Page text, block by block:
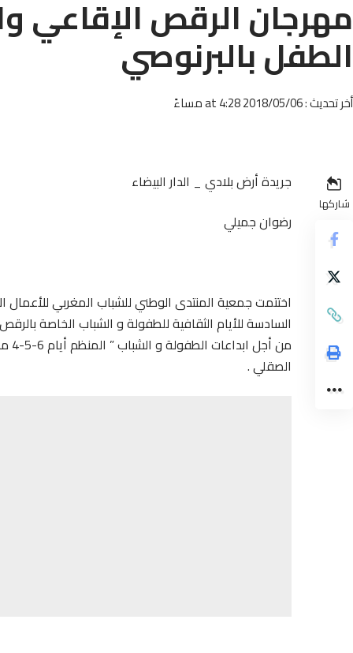
مهرجان الرقص الإقاعي
الطفل بالبرنوصي
أخر تحديث : 2018/05/06 at 4:28 مساءً
شاركها
جريدة أرض بلادي _ الدار البيضاء
رضوان جميلي
اختتمت جمعية المنتدى الوطني للشباب المغربي للأعمال
السادسة للأيام الثقافية للطفولة و الشباب الخاصة
الصقلي .